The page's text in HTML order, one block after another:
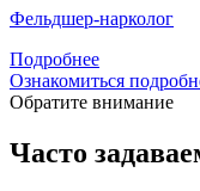
Фельдшер-нарколог
Подробнее
Ознакомиться
Обратите внимание
Часто